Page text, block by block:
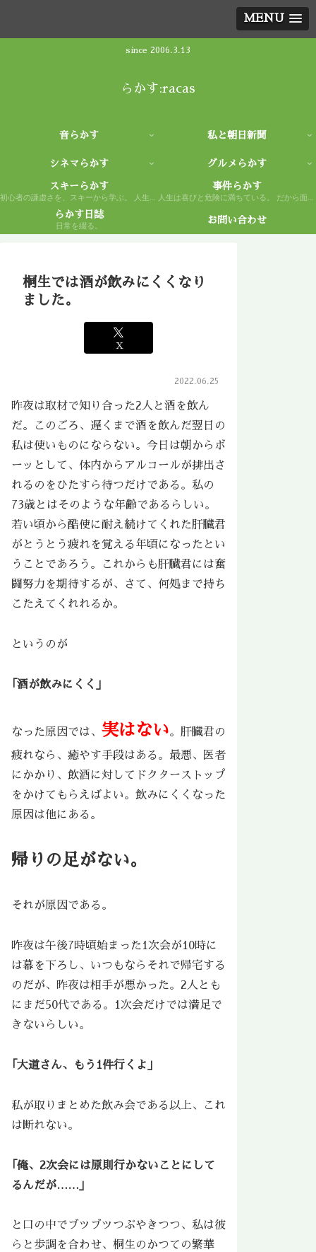
MENU
since 2006.3.13
らかす:racas
音らかす 私と朝日新聞
シネマらかす グルメらかす
スキーらかす
初心者の謙虚さを、スキーから学ぶ。 人生もまた然り。
事件らかす
人生は喜びと危険に満ちている。 だから面白い。
らかす日誌
日常を綴る。
お問い合わせ
桐生では酒が飲みにくくなり
ました。
X
2022.06.25
昨夜は取材で知り合った2人と酒を飲ん
だ。このごろ、遅くまで酒を飲んだ翌日の
私は使いものにならない。今日は朝からボ
ーッとして、体内からアルコールが排出さ
れるのをひたすら待つだけである。私の
73歳とはそのような年齢であるらしい。
若い頃から酷使に耐え続けてくれた肝臓君
がとうとう疲れを覚える年頃になったとい
うことであろう。これからも肝臓君には奮
闘努力を期待するが、さて、何処まで持ち
こたえてくれれるか。
というのが
｢酒が飲みにくく」
なった原因では、 実はない。肝臓君の
疲れなら、癒やす手段はある。最悪、医者
にかかり、飲酒に対してドクターストップ
をかけてもらえばよい。飲みにくくなった
原因は他にある。
帰りの足がない。
それが原因である。
昨夜は午後7時頃始まった1次会が10時に
は幕を下ろし、いつもならそれで帰宅する
のだが、昨夜は相手が悪かった。2人とも
にまだ50代である。1次会だけでは満足で
きないらしい。
｢大道さん、もう1件行くよ」
私が取りまとめた飲み会である以上、これ
は断れない。
｢俺、2次会には原則行かないことにして
るんだが……」
と口の中でブツブツつぶやきつつ、私は彼
らと歩調を合わせ、桐生のかつての繁華